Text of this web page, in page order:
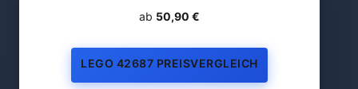
ab 50,90 €
LEGO 42687 PREISVERGLEICH